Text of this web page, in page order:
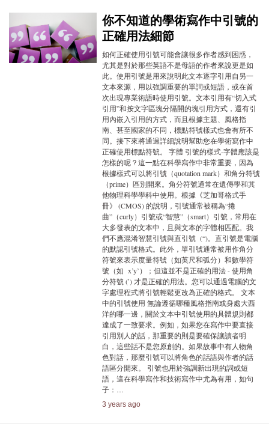
你不知道的學術寫作中引號的
正確用法細節
如何正確使用引號可能會讓很多作者感到困惑，
尤其是對於那些英語不是母語的作者來說更是如
此。使用引號是用來說明此文本逐字引用自另一
文本來源，用以強調重要的單詞或短語，或在首
次出現專業術語時使用引號。文本引用有“切入式
引用”和按文字區塊分隔開的塊引用方式，還有引
用內嵌入引用的方式，而且根據主題、風格指
南、甚至國家的不同，標點符號樣式也會有所不
同。接下來將通過詳細說明幫助您在學術寫作中
正確使用標點符號。 字體 引號的樣式-字體應該是
怎樣的呢？這一點在科學寫作中非常重要，因為
根據樣式可以將引號（quotation mark）和角分符號
（prime）區別開來。角分符號通常在遺傳學和其
他物理科學學科中使用。根據《芝加哥格式手
冊》 (CMOS) 的說明，引號通常被稱為“捲
曲”（curly）引號或“智慧”（smart）引號，常用在
大多發表的文本中，且與文本的字體相匹配。我
們不應混淆智慧引號與直引號 (“)。直引號是電腦
的默認引號格式。此外，單引號通常被用作角分
符號來表示度量符號（如英尺和弧分）和數學符
號（如 x’y’）；但這並不是正確的用法 - 使用角
分符號 (ʹ) 才是正確的用法。您可以通過電腦的文
字處理程式將引號輕鬆更改為正確的格式。 文本
中的引號使用 無論遵循哪種風格指南或身處大西
洋的哪一邊，關於文本中引號使用的具體規則都
達成了一致要求。例如，如果您在寫作中要直接
引用別人的話，那重要的則是要確保讓讀者明
白，這些話不是您原創的。如果故事中有人物角
色對話，那麼引號可以將角色的話語與作者的話
語區分開來。 引號也用於強調新出現的詞或短
語，這在科學寫作和技術寫作中尤為有用，如句
子：…
3 years ago